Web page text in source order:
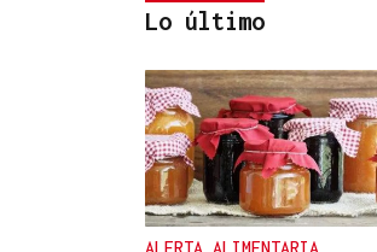
CRIMEN EN A GRANXA
La jueza insta al
notificarle el alta de la
presunta matricida de
Lo último
ALERTA ALIMENTARIA